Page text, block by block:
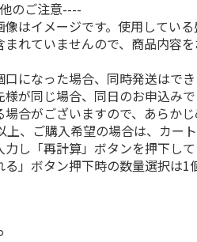
のご注意----
はイメージです。使用してい
まれていませんので、商品内容
になった場合、同時発送はで
様が同じ場合、同日のお申込み
場合がございますので、あらかじ
、ご購入希望の場合は、カー
力し「再計算」ボタンを押下し
る」ボタン押下時の数量選択は1